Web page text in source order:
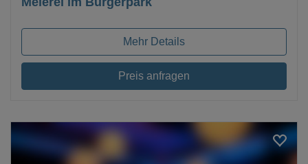
Mehr Details
Preis anfragen